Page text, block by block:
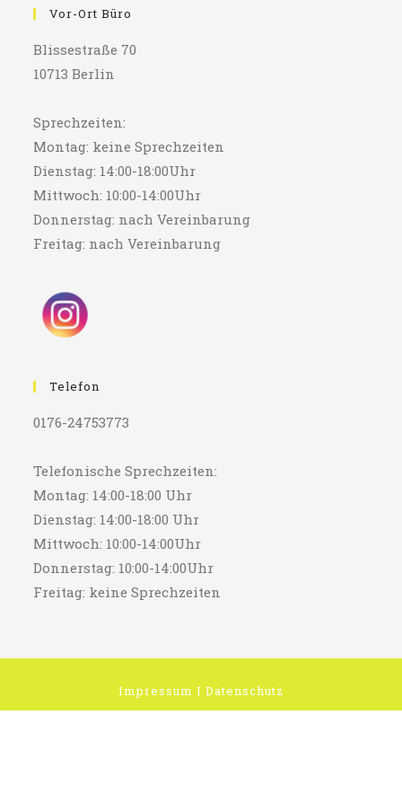
Vor-Ort Büro
Blissestraße 70
10713 Berlin
Sprechzeiten:
Montag: keine Sprechzeiten
Dienstag: 14:00-18:00Uhr
Mittwoch: 10:00-14:00Uhr
Donnerstag: nach Vereinbarung
Freitag: nach Vereinbarung
Telefon
0176-24753773
Telefonische Sprechzeiten:
Montag: 14:00-18:00 Uhr
Dienstag: 14:00-18:00 Uhr
Mittwoch: 10:00-14:00Uhr
Donnerstag: 10:00-14:00Uhr
Freitag: keine Sprechzeiten
Impressum I Datenschutz